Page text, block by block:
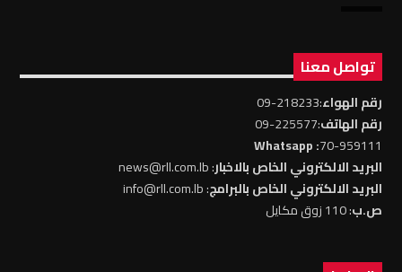
تواصل معنا
رقم الهواء:218233-09
رقم الهاتف:225577-09
70-959111
: Whatsapp
البريد الالكتروني الخاص بالاخبار: news@rll.com.lb
البريد الالكتروني الخاص بالبرامج: info@rll.com.lb
ص.ب: 110 زوق مكايل